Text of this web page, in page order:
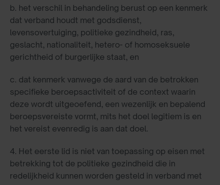
b. het verschil in behandeling berust op een kenmerk
dat verband houdt met godsdienst,
levensovertuiging, politieke gezindheid, ras,
geslacht, nationaliteit, hetero- of homoseksuele
gerichtheid of burgerlijke staat, en
c. dat kenmerk vanwege de aard van de betrokken
specifieke beroepsactiviteit of de context waarin
deze wordt uitgeoefend, een wezenlijk en bepalend
beroepsvereiste vormt, mits het doel legitiem is en
het vereist evenredig is aan dat doel.
4. Het eerste lid is niet van toepassing op eisen met
betrekking tot de politieke gezindheid die in
redelijkheid kunnen worden gesteld in verband met